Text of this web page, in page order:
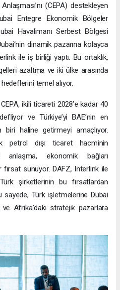
(CEPA) destekleyen
Entegre Ekonomik Bölgeler
Havalimanı Serbest Bölgesi
dinamik pazarına kolayca
ile iş birliği yaptı. Bu ortaklık,
azaltma ve iki ülke arasında
temel alıyor.
ikili ticareti 2028’e kadar 40
ve Türkiye’yi BAE’nin en
biri haline getirmeyi amaçlıyor.
petrol dışı ticaret hacminin
anlaşma, ekonomik bağları
sunuyor. DAFZ, Interlink ile
şirketlerinin bu fırsatlardan
sayede, Türk işletmelerine Dubai
Afrika’daki stratejik pazarlara